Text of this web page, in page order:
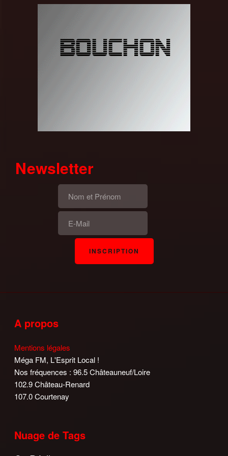
Newsletter
A propos
Mentions légales
Méga FM, L'Esprit Local !
Nos fréquences : 96.5 Châteauneuf/Loire
102.9 Château-Renard
107.0 Courtenay
Nuage de Tags